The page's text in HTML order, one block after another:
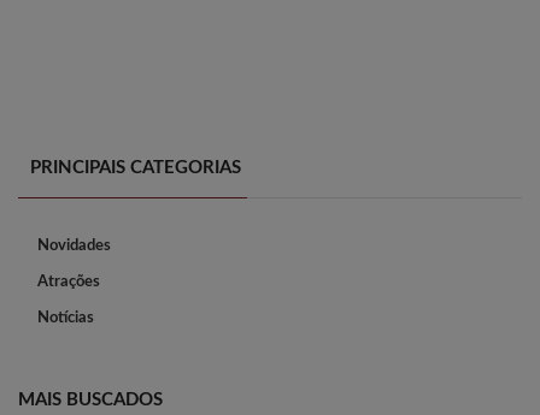
PRINCIPAIS CATEGORIAS
Novidades
Atrações
Notícias
MAIS BUSCADOS